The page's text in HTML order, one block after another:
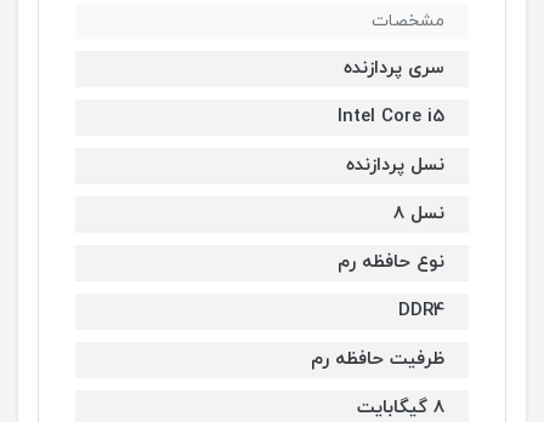
مشخصات
سری پردازنده
Intel Core i5
نسل پردازنده
نسل 8
نوع حافظه رم
DDR4
ظرفیت حافظه رم
8 گیگابایت